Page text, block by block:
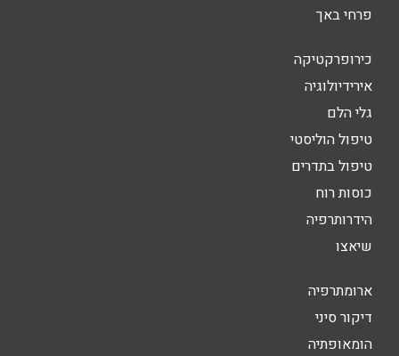
פרחי באך
כירופרקטיקה
אירידיולוגיה
גלי הלם
טיפול הוליסטי
טיפול בתדרים
כוסות רוח
הידרותרפיה
שיאצו
ארומתרפיה
דיקור סיני
הומאופתיה